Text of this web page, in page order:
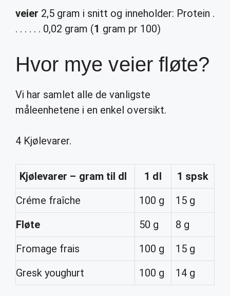
veier 2,5 gram i snitt og inneholder: Protein .
. . . . . . 0,02 gram (1 gram pr 100)
Hvor mye veier fløte?
Vi har samlet alle de vanligste
måleenhetene i en enkel oversikt.
4 Kjølevarer.
Kjølevarer – gram til dl 1 dl
1 spsk
Créme fraîche
100 g
15 g
Fløte
50 g
8 g
Fromage frais
100 g
15 g
Gresk youghurt
100 g 14 g